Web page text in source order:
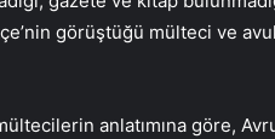
görüştüğü mülteci ve
anlatımına göre,